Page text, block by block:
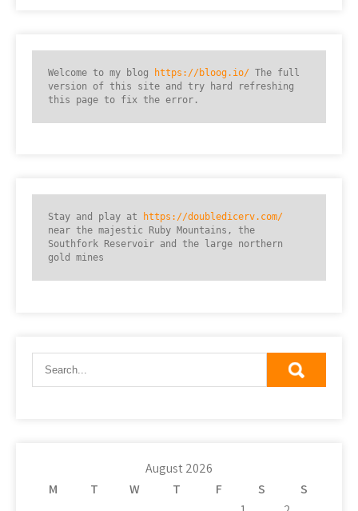
Welcome to my blog https://bloog.io/ The full
version of this site and try hard refreshing
this page to fix the error.
Stay and play at
https://doubledicerv.com/
near the majestic Ruby Mountains, the
Southfork Reservoir and the large northern
gold mines
August 2026
M
T W T F S
S